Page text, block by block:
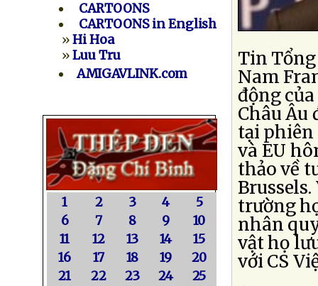
CARTOONS
CARTOONS in English
»Hi Hoa
»Luu Tru
AMIGAVLINK.com
1 2 3 4
5
6
7 8 9
10
11
12 13 14
15
16
17 18 19
20
21
22 23 24
25
Tin
Nam
động
Châu Âu
tại phiên
và EU
thảo về
trường
nhân
vật họ
với CS